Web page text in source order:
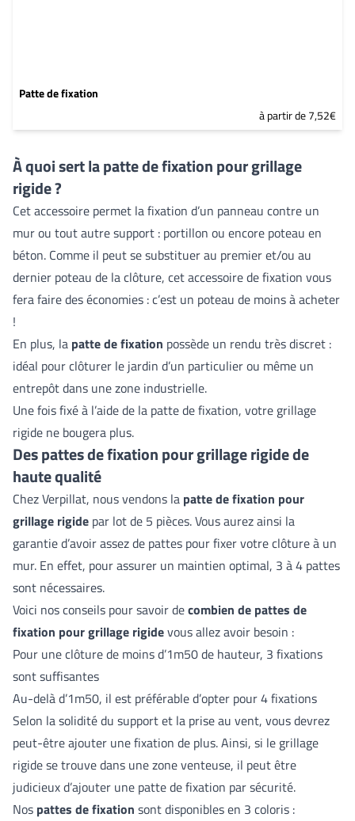
Patte de fixation
à partir de 7,52€
À quoi sert la patte de fixation pour grillage
rigide ?
Cet accessoire permet la fixation d’un panneau contre un
mur ou tout autre support : portillon ou encore poteau en
béton. Comme il peut se substituer au premier et/ou au
dernier poteau de la clôture, cet accessoire de fixation vous
fera faire des économies : c’est un poteau de moins à acheter
!
En plus, la patte de fixation possède un rendu très discret :
idéal pour clôturer le jardin d’un particulier ou même un
entrepôt dans une zone industrielle.
Une fois fixé à l’aide de la patte de fixation, votre grillage
rigide ne bougera plus.
Des pattes de fixation pour grillage rigide de
haute qualité
Chez Verpillat, nous vendons la patte de fixation pour
grillage rigide par lot de 5 pièces. Vous aurez ainsi la
garantie d’avoir assez de pattes pour fixer votre clôture à un
mur. En effet, pour assurer un maintien optimal, 3 à 4 pattes
sont nécessaires.
Voici nos conseils pour savoir decombien de pattes de
fixation pour grillage rigidevous allez avoir besoin :
Pour une clôture de moins d’1m50 de hauteur, 3 fixations
sont suffisantes
Au-delà d’1m50, il est préférable d’opter pour 4 fixations
Selon la solidité du support et la prise au vent, vous devrez
peut-être ajouter une fixation de plus. Ainsi, si le grillage
rigide se trouve dans une zone venteuse, il peut être
judicieux d’ajouter une patte de fixation par sécurité.
Nos pattes de fixation sont disponibles en 3 coloris :